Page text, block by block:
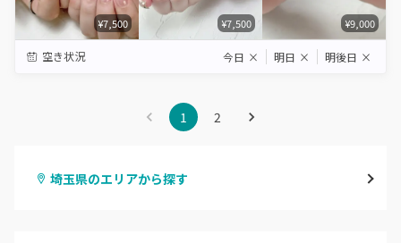
¥7,500 ¥7,500 ¥9,000
空き状況 今日 × 明日 × 明後日 ×
1 2
埼玉県のエリアから探す